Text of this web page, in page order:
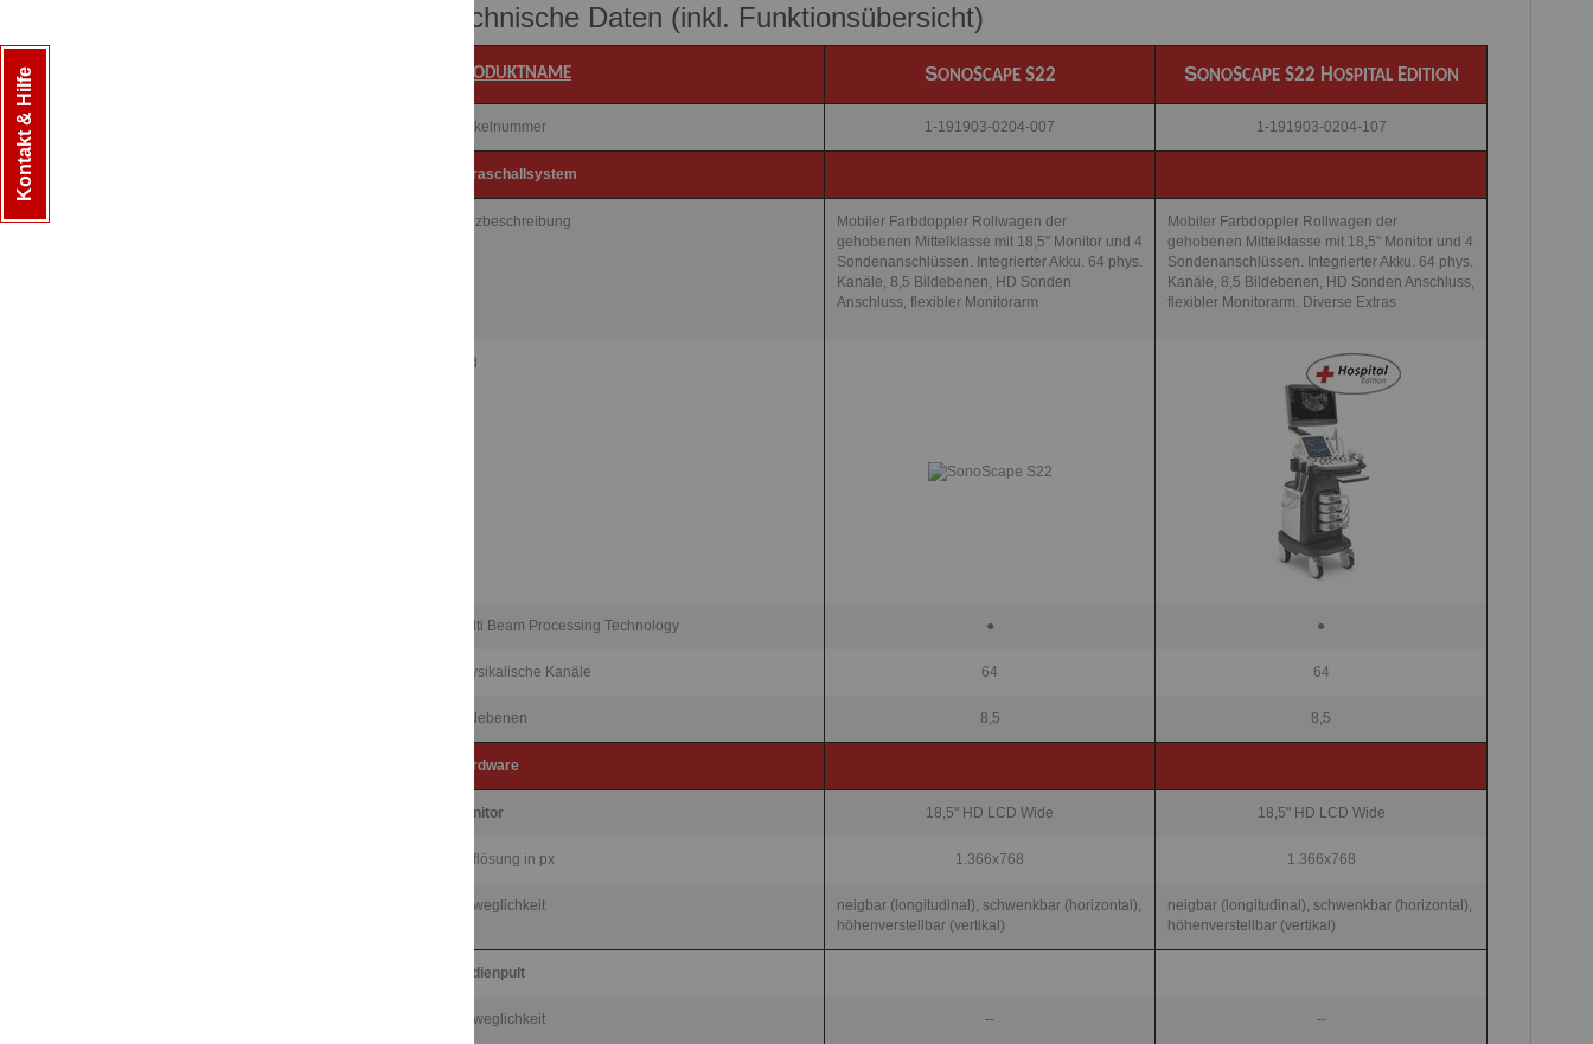
Technische Daten (inkl. Funktionsübersicht)
RODUKTNAME SONOSCAPES22 SONOSCAPES22 H OSPITALEDITION
Artikelnummer 1-191903-0204-007 1-191903-0204-107
Ultraschallsystem
Kurzbeschreibung
Mobiler Farbdoppler Rollwagen der
gehobenen Mittelklasse mit 18,5" Monitor und 4
Sondenanschlüssen. Integrierter Akku. 64 phys.
Kanäle, 8,5 Bildebenen, HD Sonden
Anschluss, flexibler Monitorarm
Mobiler Farbdoppler Rollwagen der
gehobenen Mittelklasse mit 18,5" Monitor und 4
Sondenanschlüssen. Integrierter Akku. 64 phys.
Kanäle, 8,5 Bildebenen, HD Sonden Anschluss,
flexibler Monitorarm. Diverse Extras
Bild
Multi Beam Processing Technology ● ●
Physikalische Kanäle 64 64
Bildebenen 8,5 8,5
Hardware
Monitor 18,5" HD LCD Wide 18,5" HD LCD Wide
Auflösung in px 1.366x768 1.366x768
Beweglichkeit
neigbar (longitudinal), schwenkbar (horizontal),
höhenverstellbar (vertikal)
neigbar (longitudinal), schwenkbar (horizontal),
höhenverstellbar (vertikal)
Bedienpult
Beweglichkeit -- --
Kontakt & Hilfe